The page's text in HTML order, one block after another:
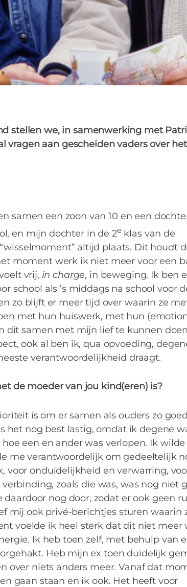
IN DE KIJKER , MAN
aan
met Bas
stellen we, in samenwerking met
vragen aan gescheiden vaders over het
samen een zoon van 10 en een
en mijn dochter in de 2eklas van de
altijd plaats. Dit houdt
moment werk ik niet meer voor een
vrij, in charge, in beweging. Ik ben
school als ’s middags na school voor
zo blijft er meer tijd over waarin ze
met hun huiswerk, met hun
dit samen met mijn lief te kunnen
ook al ben ik, qua opvoeding,
verantwoordelijkheid draagt.
de moeder van jou kind(eren) is?
is om er samen als ouders zo goed
het nog best lastig, omdat ik degene
een en ander was verlopen. Ik
me verantwoordelijk om gedeeltelijk
voor onduidelijkheid en verwarring,
zoals die was, was nog niet
nog door, zodat er ook geen
mij ook privé-berichtjes sturen waarin
voelde ik heel sterk dat dit niet meer
Ik heb toen zelf, met behulp van
Heb mijn ex toen duidelijk
over niets anders meer. Vanaf dat
gaan staan en ik ook. Het heeft voor